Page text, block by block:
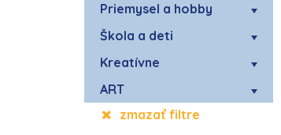
Priemysel a hobby
Škola a deti
Kreatívne
ART
zmazať filtre